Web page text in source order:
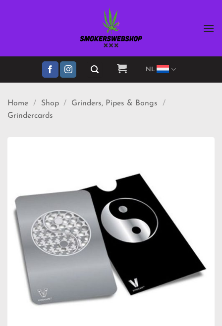
NL
Home / Shop / Grinders, Pipes & Bongs
/
Grindercards